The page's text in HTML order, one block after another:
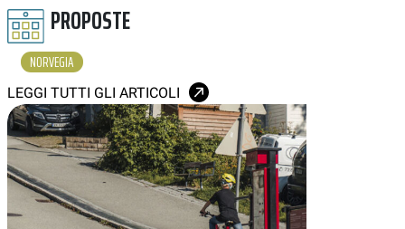
PROPOSTE
NORVEGIA
LEGGI TUTTI GLI ARTICOLI